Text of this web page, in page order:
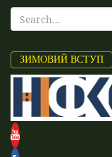
ЗИМОВИЙ ВСТУП